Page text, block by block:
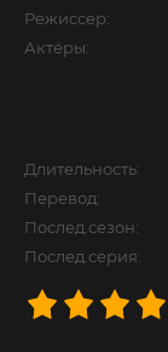
Режиссер:
Актёры:
Длительность:
Перевод:
Послед.сезон:
Послед.серия: